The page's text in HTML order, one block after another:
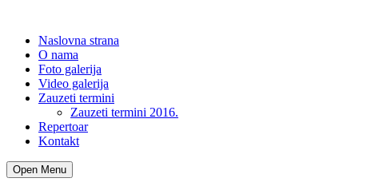
Naslovna strana
O nama
Foto galerija
Video galerija
Zauzeti termini
Zauzeti termini 2016.
Repertoar
Kontakt
Open Menu